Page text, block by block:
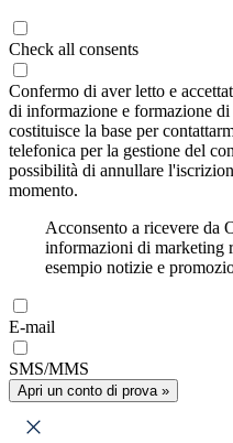
Check all consents
Confermo di aver letto e
di informazione e formazione
costituisce la base per
telefonica per la gestione del
possibilità di annullare
momento.
Acconsento a ricevere
informazioni di marketing
esempio notizie e
E-mail
SMS/MMS
Apri un conto di prova »